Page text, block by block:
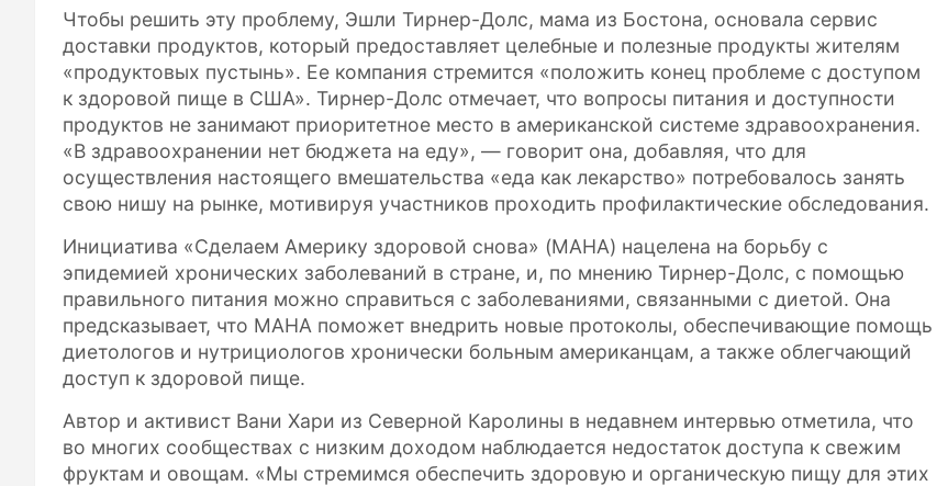
Чтобы решить эту проблему, Эшли Тирнер-Долс, мама из Бостона, основала сервис
доставки продуктов, который предоставляет целебные и полезные продукты жителям
«продуктовых пустынь». Ее компания стремится «положить конец проблеме с доступом
к здоровой пище в США». Тирнер-Долс отмечает, что вопросы питания и доступности
продуктов не занимают приоритетное место в американской системе здравоохранения.
«В здравоохранении нет бюджета на еду», — говорит она, добавляя, что для
осуществления настоящего вмешательства «еда как лекарство» потребовалось занять
свою нишу на рынке, мотивируя участников проходить профилактические обследования.
Инициатива «Сделаем Америку здоровой снова» (MAHA) нацелена на борьбу с
эпидемией хронических заболеваний в стране, и, по мнению Тирнер-Долс, с помощью
правильного питания можно справиться с заболеваниями, связанными с диетой. Она
предсказывает, что MAHA поможет внедрить новые протоколы, обеспечивающие помощь
диетологов и нутрициологов хронически больным американцам, а также облегчающий
доступ к здоровой пище.
Автор и активист Вани Хари из Северной Каролины в недавнем интервью отметила, что
во многих сообществах с низким доходом наблюдается недостаток доступа к свежим
фруктам и овощам. «Мы стремимся обеспечить здоровую и органическую пищу для этих